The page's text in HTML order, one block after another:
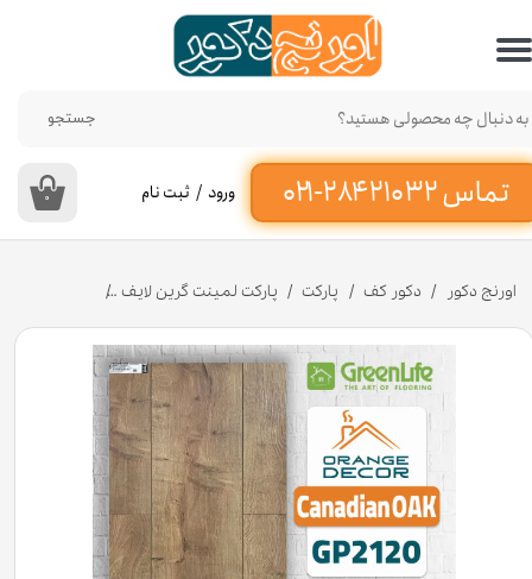
تماس ۳۲ ۲۱۰ ۲۸۴-۰۲۱‌
جستجو
۰ ورود / ثبت نام
حساب کاربری من
تغییر گذر واژه
سفارشات
خروج از حساب کاربری
اورنج دکور دکور کف پارکت پارکت لمینت گرین لایف